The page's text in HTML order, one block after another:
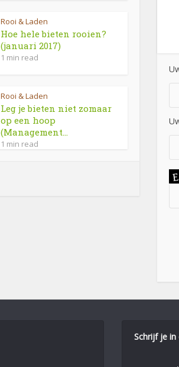
Rooi & Laden
Hoe hele bieten rooien?
(januari 2017)
1 min read
Rooi & Laden
Leg je bieten niet zomaar
op een hoop
(Management...
1 min read
Schrijf je